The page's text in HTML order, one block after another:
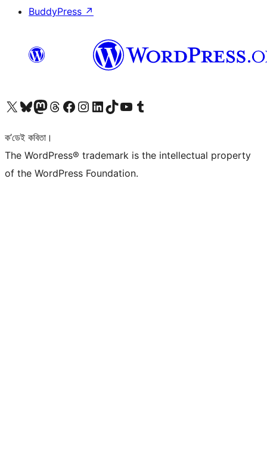
BuddyPress ↗
আমাৰ X (আগৰ Twitter) একাউণ্টলৈ যাওকআমাৰ Bluesky একাউণ্টলৈ যাওকআমাৰ Mastodon একাউণ্টলৈ যাওকআমাৰ Threads একাউণ্টলৈ যাওকআমাৰ Facebook পৃষ্ঠালৈ যাওকআমাৰ Instagram একাউণ্টলৈ যাওকআমাৰ LinkedIn একাউণ্টলৈ যাওকআমাৰ TikTok একাউণ্টলৈ যাওকআমাৰ YouTube চেনেললৈ যাওকআমাৰ Tumblr একাউণ্টলৈ যাওক
ক’ডেই কবিতা।
The WordPress® trademark is the intellectual property
of the WordPress Foundation.